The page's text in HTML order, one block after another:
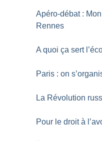
Apéro-débat :
Rennes
A quoi ça sert
Paris : on
La Révolution
Pour le droit à